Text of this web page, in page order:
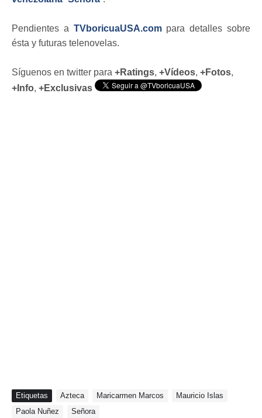
Pendientes a TVboricuaUSA.compara detalles sobre
ésta y futuras telenovelas.
Síguenos en twitter para +Ratings, +Vídeos, +Fotos,
+Info, +Exclusivas
Etiquetas Azteca Maricarmen Marcos
Mauricio Islas
Paola Nuñez
Señora